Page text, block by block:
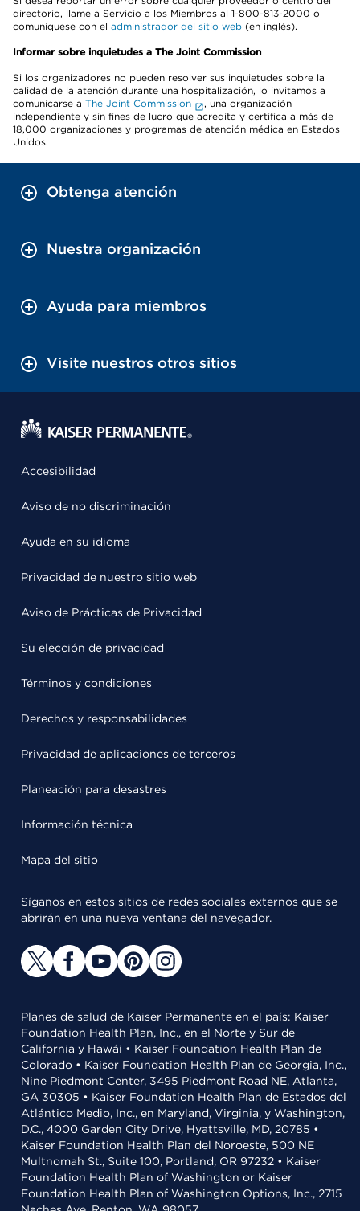
directorio, llame a Servicio a los Miembros al 1-800-813-2000 o
comuníquese con el administrador del sitio web (en inglés).
Informar sobre inquietudes a The Joint Commission
Si los organizadores no pueden resolver sus inquietudes sobre la
calidad de la atención durante una hospitalización, lo invitamos a
comunicarse a The Joint Commission
, una organización
independiente y sin fines de lucro que acredita y certifica a más de
18,000 organizaciones y programas de atención médica en Estados
Unidos.
Obtenga atención
Nuestra organización
Ayuda para miembros
Visite nuestros otros sitios
Accesibilidad
Aviso de no discriminación
Ayuda en su idioma
Privacidad de nuestro sitio web
Aviso de Prácticas de Privacidad
Su elección de privacidad
Términos y condiciones
Derechos y responsabilidades
Privacidad de aplicaciones de terceros
Planeación para desastres
Información técnica
Mapa del sitio
Síganos en estos sitios de redes sociales externos que se
abrirán en una nueva ventana del navegador.
Planes de salud de Kaiser Permanente en el país: Kaiser
Foundation Health Plan, Inc., en el Norte y Sur de
California y Hawái • Kaiser Foundation Health Plan de
Colorado • Kaiser Foundation Health Plan de Georgia, Inc.,
Nine Piedmont Center, 3495 Piedmont Road NE, Atlanta,
GA 30305 • Kaiser Foundation Health Plan de Estados del
Atlántico Medio, Inc., en Maryland, Virginia, y Washington,
D.C., 4000 Garden City Drive, Hyattsville, MD, 20785 •
Kaiser Foundation Health Plan del Noroeste, 500 NE
Multnomah St., Suite 100, Portland, OR 97232 • Kaiser
Foundation Health Plan of Washington or Kaiser
Foundation Health Plan of Washington Options, Inc., 2715